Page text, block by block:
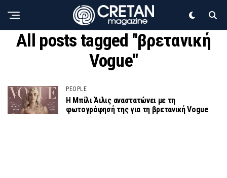
All posts tagged "βρετανική
Vogue"
PEOPLE
Η Μπίλι Άιλις αναστατώνει με τη
φωτογράφησή της για τη βρετανική Vogue